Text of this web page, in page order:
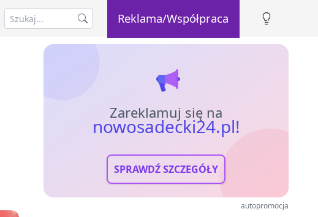
Reklama/Współpraca
Zareklamuj się na
nowosadecki24.pl!
SPRAWDŹ SZCZEGÓŁY
autopromocja